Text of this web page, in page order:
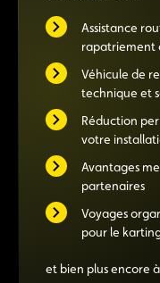
Assistance
rapatriement
Véhicule de
technique et
Réduction
votre
Avantages
partenaires
Voyages
pour le
et bien plus encore